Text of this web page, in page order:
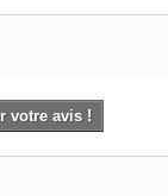
votre avis !